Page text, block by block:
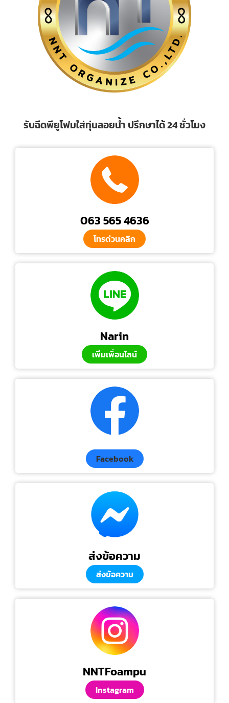
รับฉีดพียูโฟมใส่ทุ่นลอยน้ำ ปรึกษาได้ 24 ชั่วโมง
063 565 4636
โทรด่วนคลิก
Narin
เพิ่มเพื่อนไลน์
Facebook
ส่งข้อความ
ส่งข้อความ
NNTFoampu
Instagram